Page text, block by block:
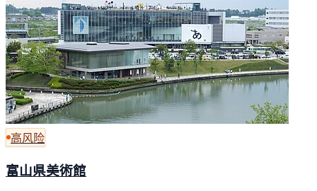
高风险
富山県美術館